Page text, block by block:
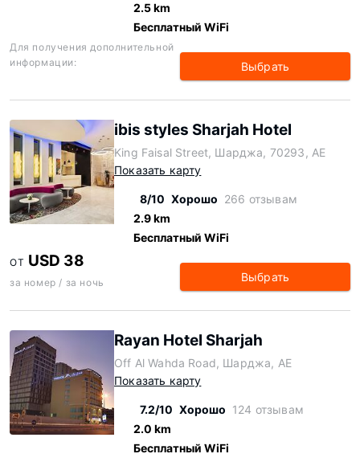
2.5 km
Бесплатный WiFi
Для получения дополнительной
информации:
Выбрать
ibis styles Sharjah Hotel
King Faisal Street, Шарджа, 70293, AE
Показать карту
8/10 Хорошо 266 отзывам
2.9 km
Бесплатный WiFi
ОТ USD 38
за номер / за ночь Выбрать
Rayan Hotel Sharjah
Off Al Wahda Road, Шарджа, AE
Показать карту
7.2/10 Хорошо 124 отзывам
2.0 km
Бесплатный WiFi